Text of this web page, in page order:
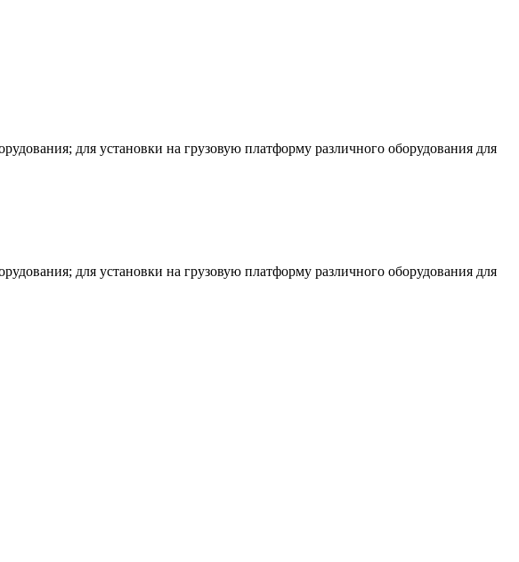
для установки на грузовую платформу различного оборудования для
для установки на грузовую платформу различного оборудования для